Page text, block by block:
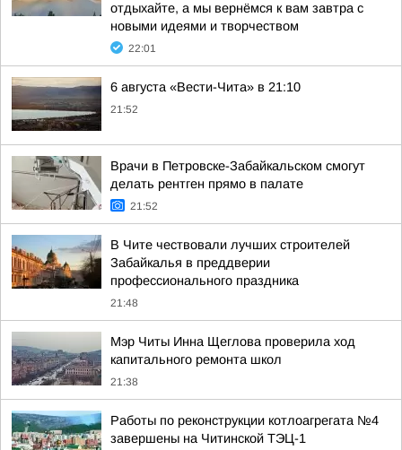
отдыхайте, а мы вернёмся к вам завтра с
новыми идеями и творчеством
22:01
6 августа «Вести-Чита» в 21:10
21:52
Врачи в Петровске-Забайкальском смогут
делать рентген прямо в палате
21:52
В Чите чествовали лучших строителей
Забайкалья в преддверии
профессионального праздника
21:48
Мэр Читы Инна Щеглова проверила ход
капитального ремонта школ
21:38
Работы по реконструкции котлоагрегата №4
завершены на Читинской ТЭЦ-1